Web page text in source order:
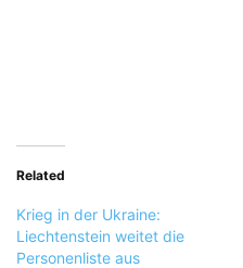
Related
Krieg in der Ukraine:
Liechtenstein weitet die
Personenliste aus